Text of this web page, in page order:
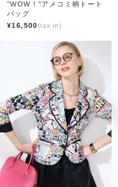
"WOW！"アメコミ柄トート
バッグ
¥16,500